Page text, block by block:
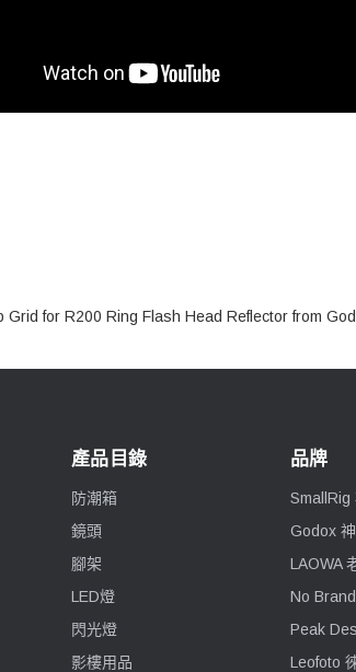
Grid for R200 Ring Flash Head Reflectorfrom
產品目錄
防潮箱
鏡頭
腳架
LED燈
閃光燈
影樓用品
品牌
SmallRig
Godox
LAOWA
No
Peak
Leofoto